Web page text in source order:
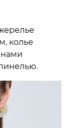
колье